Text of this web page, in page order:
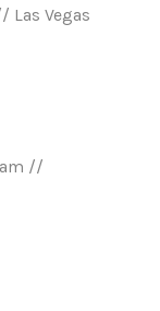
Las Vegas
//